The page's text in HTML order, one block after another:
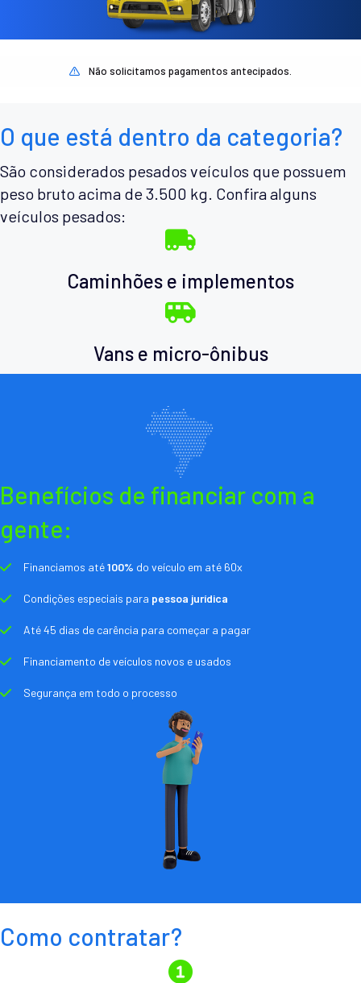
Não solicitamos pagamentos antecipados.
O que está dentro da categoria?
São considerados pesados veículos que possuem
peso bruto acima de 3.500 kg. Confira alguns
veículos pesados:
Caminhões e implementos
Vans e micro-ônibus
Benefícios de financiar com a
gente:
Financiamos até100% do veículo em até 60x
Condições especiais para pessoa jurídica
Até 45 dias de carência para começar a pagar
Financiamento de veículos novos e usados
Segurança em todo o processo
Como contratar?